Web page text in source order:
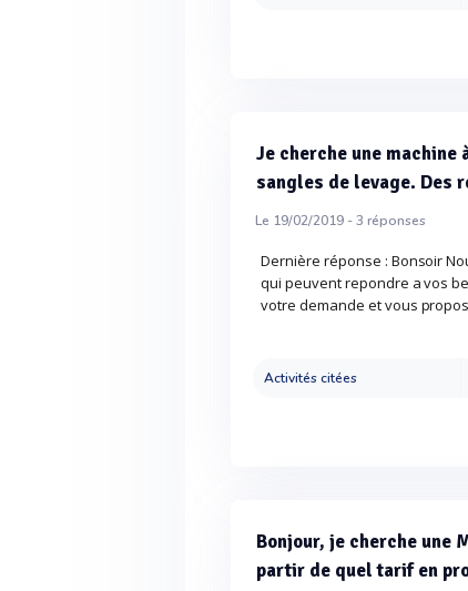
Je cherche une
sangles de levage. Des
Le 19/02/2019 -3 réponses
Dernière réponse : Bonsoir
qui peuvent repondre a vos
votre demande et vous
Activités citées
Bonjour, je cherche une
partir de quel tarif en